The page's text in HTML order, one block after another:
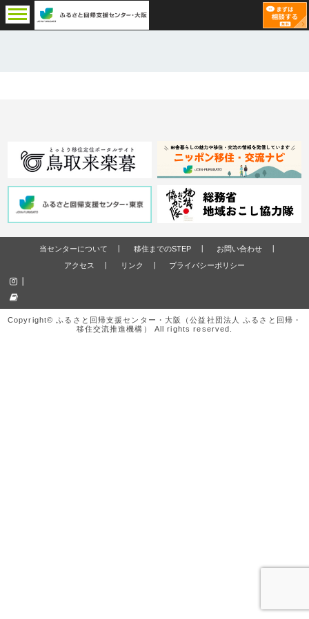
当センターについて 移住までのSTEP
お問い合わせ
アクセス
リンク プライバシーポリシー
Copyright© ふるさと回帰支援センター・大阪（公益社団法人 ふるさと回帰・
移住交流推進機構） All rights reserved.